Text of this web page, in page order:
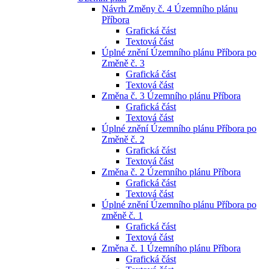
Návrh Změny č. 4 Územního plánu
Příbora
Grafická část
Textová část
Úplné znění Územního plánu Příbora po
Změně č. 3
Grafická část
Textová část
Změna č. 3 Územního plánu Příbora
Grafická část
Textová část
Úplné znění Územního plánu Příbora po
Změně č. 2
Grafická část
Textová část
Změna č. 2 Územního plánu Příbora
Grafická část
Textová část
Úplné znění Územního plánu Příbora po
změně č. 1
Grafická část
Textová část
Změna č. 1 Územního plánu Příbora
Grafická část